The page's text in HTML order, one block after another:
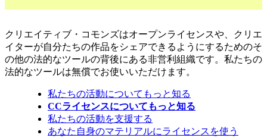
クリエイティブ・コモンズはオープンライセンスや、クリエ
イターが自分たちの作品をシェアできるようにするためのそ
の他の法的なツールの背後にある非営利組織です。私たちの
法的なツールは無償でお使いいただけます。
私たちの活動についてもっと知る
CCライセンスについてもっと知る
私たちの活動を支援する
あなた自身のマテリアルにライセンスを使う